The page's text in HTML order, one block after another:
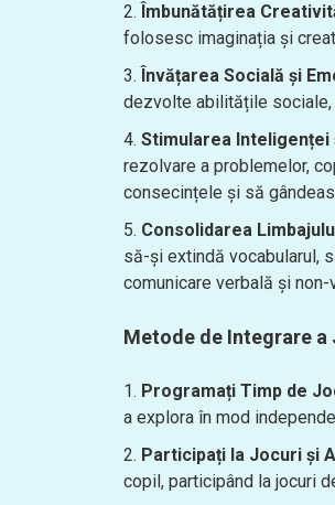
Îmbunătățirea
folosesc imaginația și
Învățarea Socială și
dezvolte abilitățile
Stimularea Inteligenței
rezolvare a problemelor,
consecințele și să
Consolidarea
să-și extindă vocabularul,
comunicare verbală și non-
Metode de Integrare
Programați Timp de
a explora în mod
Participați la Jocuri și
copil, participând la jocuri